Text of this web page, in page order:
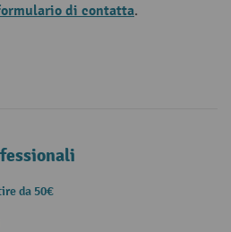
di contatta.
da 50€